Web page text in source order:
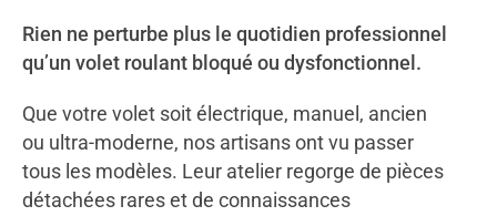
Rien ne perturbe plus le quotidien professionnel
qu’un volet roulant bloqué ou dysfonctionnel.
Que votre volet soit électrique, manuel, ancien
ou ultra-moderne, nos artisans ont vu passer
tous les modèles. Leur atelier regorge de pièces
détachées rares et de connaissances